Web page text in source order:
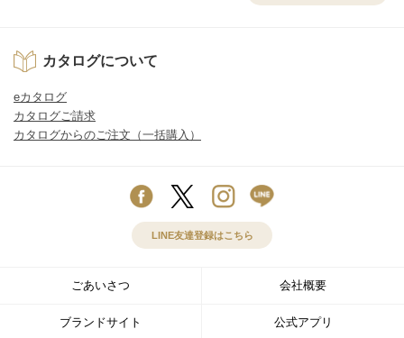
カタログについて
eカタログ
カタログご請求
カタログからのご注文（一括購入）
LINE友達登録はこちら
ごあいさつ 会社概要
ブランドサイト 公式アプリ